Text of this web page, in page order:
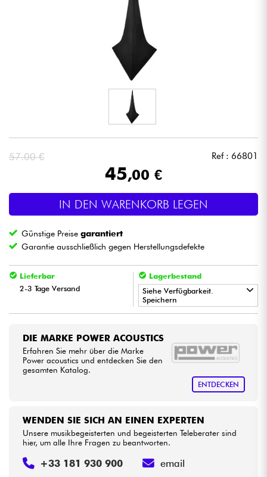
Drums
Blasinstrumente
Violinen & Quartett
Kabel & Zubehöre
HiFi
Sehen Sie sich unsere Marken an
57.00 € Ref : 66801
45,00 €
IN DEN WARENKORB LEGEN
Günstige Preisegarantiert
Garantie ausschließlich gegen Herstellungsdefekte
Lieferbar
2-3 Tage Versand
Lagerbestand
Siehe Verfügbarkeit.
Speichern
DIE MARKE POWER ACOUSTICS
Erfahren Sie mehr über die Marke
Power acoustics und entdecken Sie den
gesamten Katalog.
ENTDECKEN
WENDEN SIE SICH AN EINEN EXPERTEN
Unsere musikbegeisterten und begeisterten Teleberater sind
hier, um alle Ihre Fragen zu beantworten.
+33 181 930 900 email